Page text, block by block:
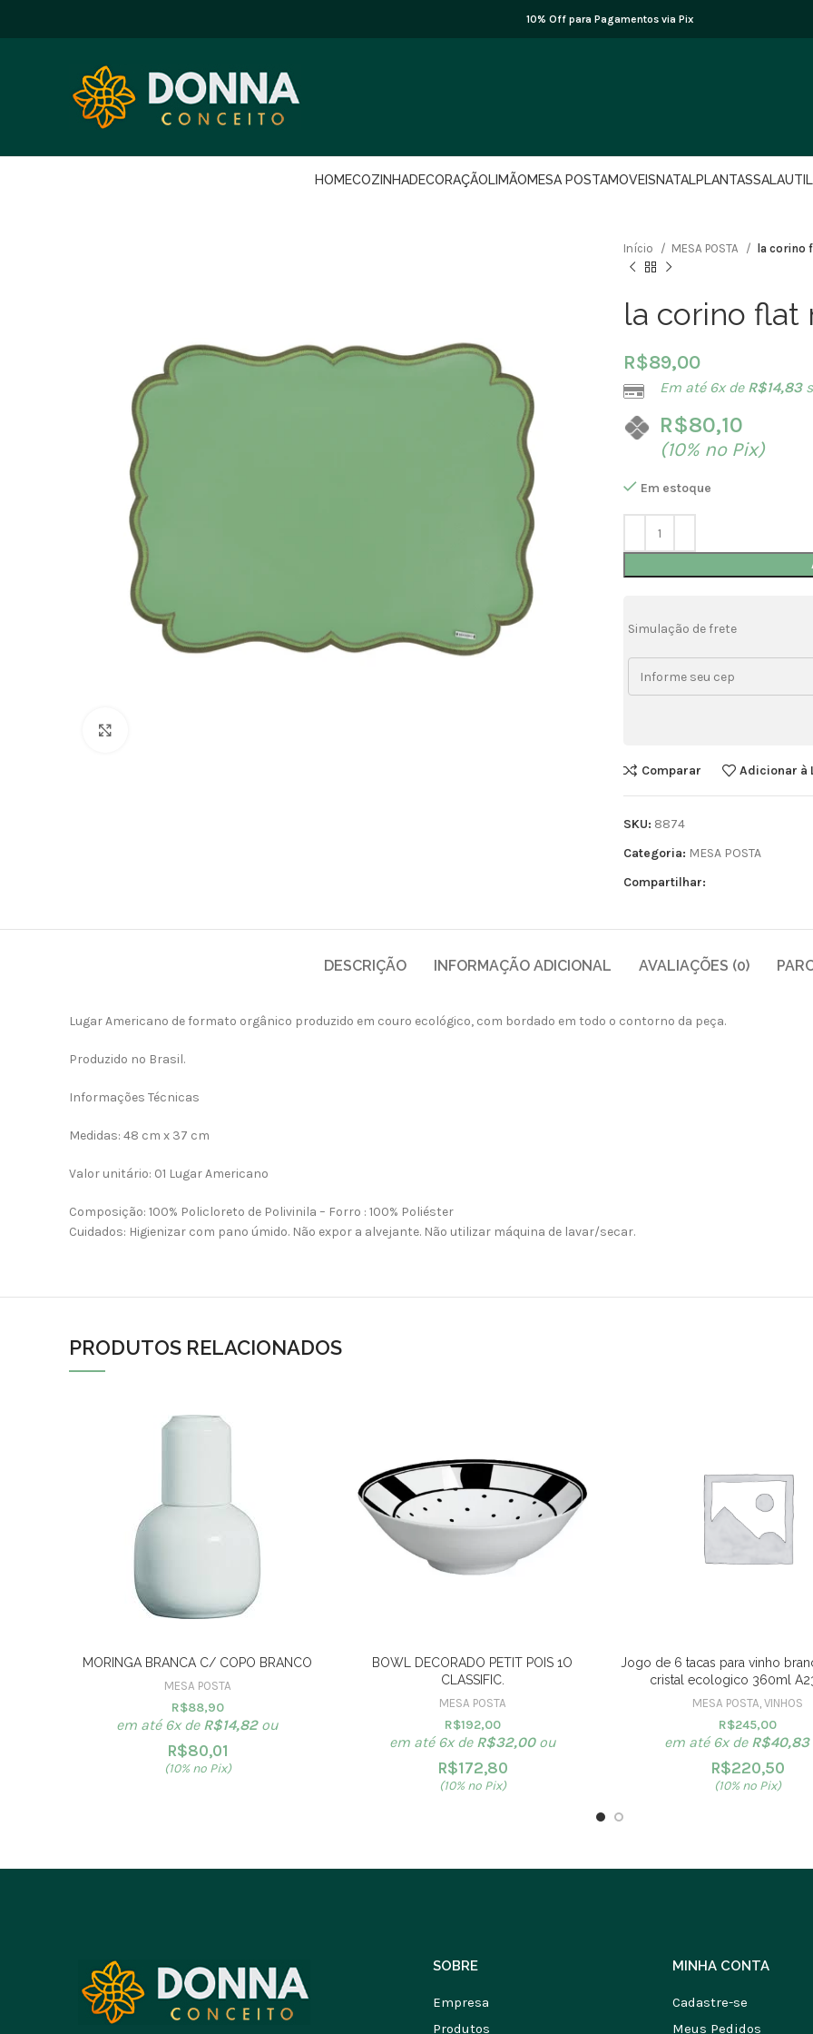
10% Off para Pagamentos via Pix
HOMECOZINHADECORAÇÃOLIMÃOMESA POSTAMOVEISNATALPLANTASSALA
Início MESA POSTA la corino
la corino flat
R$89,00
Em até 6x de R$14,83
R$80,10
(10% no Pix)
Em estoque
Simulação de frete
Comparar Adicionar à
SKU: 8874
Categoria: MESA POSTA
Compartilhar:
DESCRIÇÃO INFORMAÇÃO ADICIONAL AVALIAÇÕES (0)
Lugar Americano de formato orgânico produzido em couro ecológico, com bordado em todo o contorno da peça.
Produzido no Brasil.
Informações Técnicas
Medidas: 48 cm x 37 cm
Valor unitário: 01 Lugar Americano
Composição: 100% Policloreto de Polivinila – Forro : 100% Poliéster
Cuidados: Higienizar com pano úmido. Não expor a alvejante. Não utilizar máquina de lavar/secar.
PRODUTOS RELACIONADOS
MORINGA BRANCA C/ COPO BRANCO
MESA POSTA
R$88,90
em até 6x de R$14,82ou
R$80,01
(10% no Pix)
BOWL DECORADO PETIT POIS 1O
CLASSIFIC.
MESA POSTA
R$192,00
em até 6x de R$32,00ou
R$172,80
(10% no Pix)
Jogo de 6 tacas para vinho
cristal ecologico 360ml
MESA POSTA, VINHOS
R$245,00
em até 6x de R$40,83
R$220,50
(10% no Pix)
SOBRE
Empresa
Produtos
MINHA CONTA
Cadastre-se
Meus Pedidos